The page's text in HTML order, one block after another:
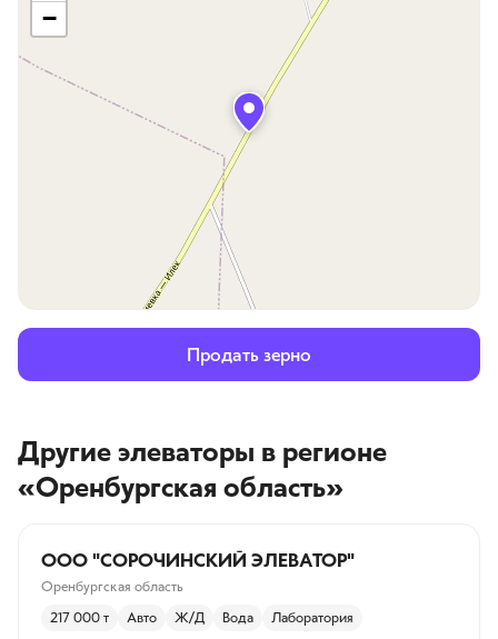
−
Продать зерно
Другие элеваторы в регионе
«Оренбургская область»
ООО "СОРОЧИНСКИЙ ЭЛЕВАТОР"
Оренбургская область
217 000 т Авто Ж/Д Вода Лаборатория